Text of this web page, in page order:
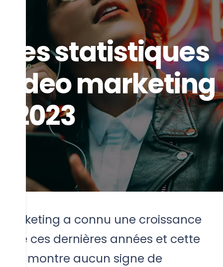
statistiques
video marketing
2023
marketing a connu une croissance
ces dernières années et cette
ne montre aucun signe de